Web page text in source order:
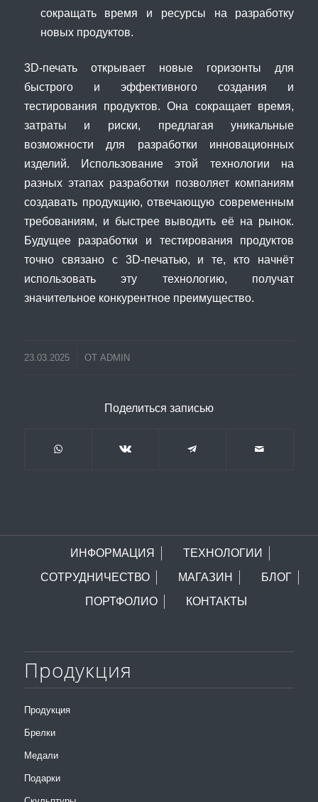
сокращать время и ресурсы на разработку
новых продуктов.
3D-печать открывает новые горизонты для
быстрого и эффективного создания и
тестирования продуктов. Она сокращает время,
затраты и риски, предлагая уникальные
возможности для разработки инновационных
изделий. Использование этой технологии на
разных этапах разработки позволяет компаниям
создавать продукцию, отвечающую современным
требованиям, и быстрее выводить её на рынок.
Будущее разработки и тестирования продуктов
точно связано с 3D-печатью, и те, кто начнёт
использовать эту технологию, получат
значительное конкурентное преимущество.
23.03.2025 ОТ ADMIN
Поделиться записью
ИНФОРМАЦИЯ
ТЕХНОЛОГИИ
СОТРУДНИЧЕСТВО
МАГАЗИН
БЛОГ
ПОРТФОЛИО
КОНТАКТЫ
Продукция
Продукция
Брелки
Медали
Подарки